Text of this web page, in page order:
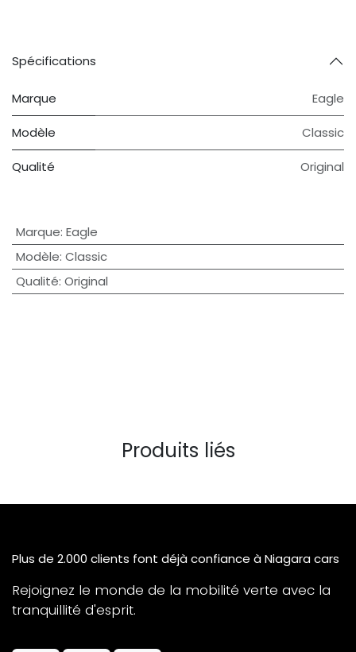
Spécifications
Marque Eagle
Modèle Classic
Qualité Original
Marque: Eagle
Modèle: Classic
Qualité: Original
Produits liés
Plus de 2.000 clients font déjà confiance à Niagara cars
Rejoignez le monde de la mobilité verte avec la
tranquillité d'esprit.